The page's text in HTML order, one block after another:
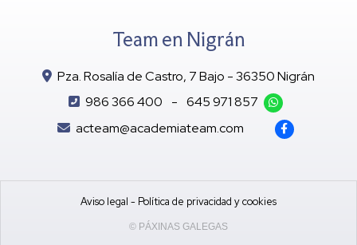
Team en Nigrán
Pza. Rosalía de Castro, 7 Bajo - 36350 Nigrán
986 366 400
- 645 971 857
acteam@academiateam.com
Aviso legal - Política de privacidad y cookies
© PÁXINAS GALEGAS